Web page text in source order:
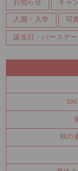
お知らせ キャ
入園・入学 写
誕生日・バースデー
秋の